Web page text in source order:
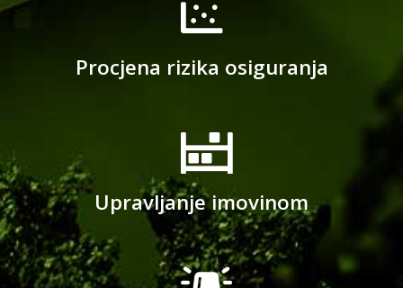
Procjena rizika osiguranja
Upravljanje imovinom